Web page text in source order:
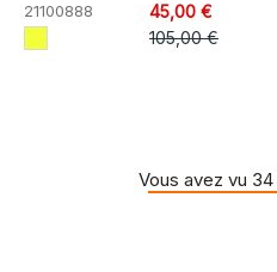
21100888
45,00 €
105,00 €
Vous avez vu